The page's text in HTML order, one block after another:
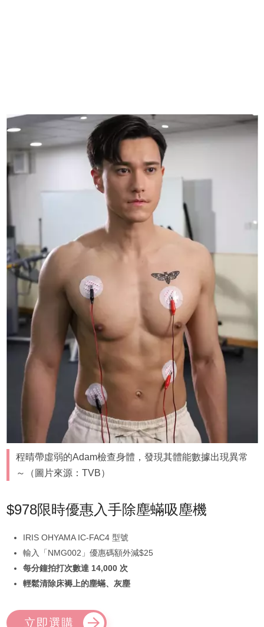
程晴帶虛弱的Adam檢查身體，發現其體能數據出現異常
～（圖片來源：TVB）
$978限時優惠入手除塵蟎吸塵機
IRIS OHYAMA IC-FAC4 型號
輸入「NMG002」優惠碼額外減$25
每分鐘拍打次數達 14,000 次
輕鬆清除床褥上的塵蟎、灰塵
立即選購